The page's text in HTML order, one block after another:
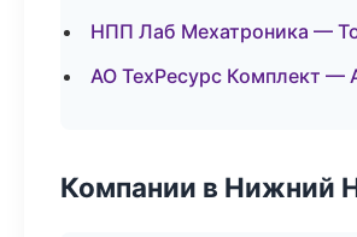
НПП Лаб Мехатроника —
АО ТехРесурс Комплект —
Компании в Нижний